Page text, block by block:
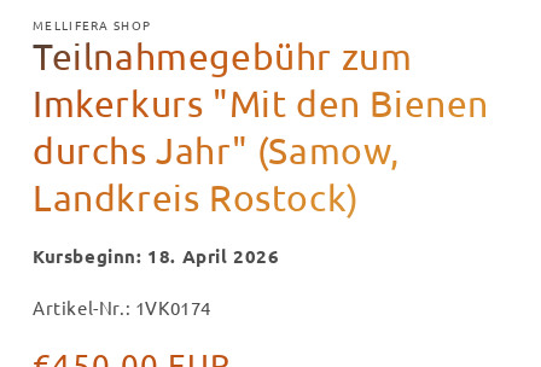
Modal
öffnen
MELLIFERA SHOP
Teilnahmegebühr zum
Imkerkurs "Mit den Bienen
durchs Jahr" (Samow,
Landkreis Rostock)
Kursbeginn: 18. April 2026
Artikel-Nr.: 1VK0174